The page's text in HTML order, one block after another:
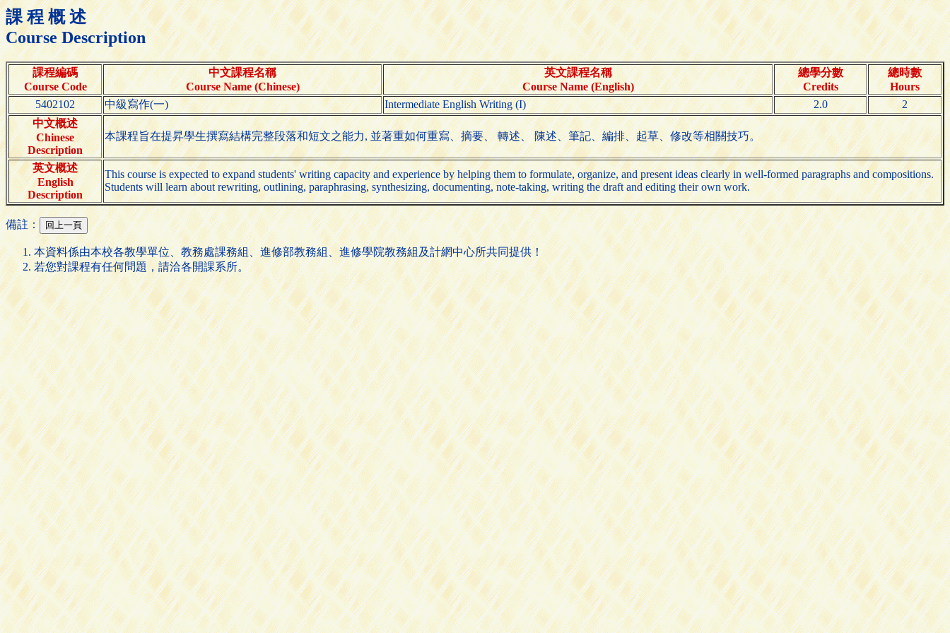
課 程 概 述
Course Description
課程編碼
Course Code
中文課程名稱
Course Name (Chinese)
英文課程名稱
Course Name (English)
總學分數
Credits
總時數
Hours
5402102
中級寫作(一) Intermediate English Writing (I) 2.0
2
中文概述
Chinese
Description
本課程旨在提昇學生撰寫結構完整段落和短文之能力, 並著重如何重寫、摘要、 轉述、 陳述、筆記、編排、起草、修改等相關技巧。
英文概述
English
Description
This course is expected to expand students' writing capacity and experience by helping them to formulate, organize, and present ideas clearly in well-formed paragraphs and compositions.
Students will learn about rewriting, outlining, paraphrasing, synthesizing, documenting, note-taking, writing the draft and editing their own work.
備註：
本資料係由本校各教學單位、教務處課務組、進修部教務組、進修學院教務組及計網中心所共同提供！
若您對課程有任何問題，請洽各開課系所。